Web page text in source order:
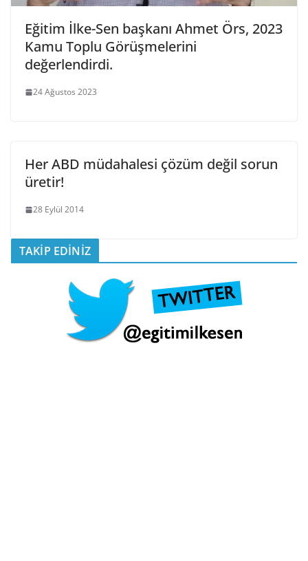
Eğitim İlke-Sen başkanı Ahmet Örs, 2023
Kamu Toplu Görüşmelerini
değerlendirdi.
24 Ağustos 2023
Her ABD müdahalesi çözüm değil sorun
üretir!
28 Eylül 2014
TAKİP EDİNİZ